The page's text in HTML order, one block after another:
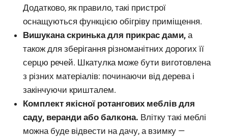
Додатково, як правило, такі пристрої
оснащуються функцією обігріву приміщення.
Вишукана скринька для прикрас дами, а
також для зберігання різноманітних дорогих її
серцю речей. Шкатулка може бути виготовлена ​​
з різних матеріалів: починаючи від дерева і
закінчуючи кришталем.
Комплект якісної ротангових меблів для
саду, веранди або балкона. Влітку такі меблі
можна буде відвести на дачу, а взимку —